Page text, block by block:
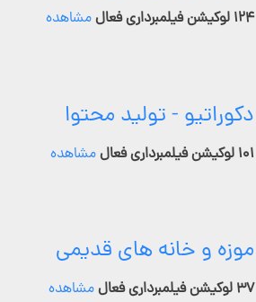
۱۲۴ لوکیشن فیلمبرداری فعال مشاهده
دکوراتیو - تولید محتوا
۱۰۱ لوکیشن فیلمبرداری فعال مشاهده
موزه و خانه های قدیمی
۳۷ لوکیشن فیلمبرداری فعال مشاهده